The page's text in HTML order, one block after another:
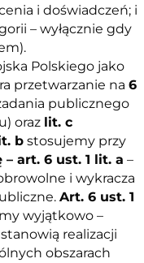
i doświadczeń; i
– wyłącznie gdy
Polskiego jako
przetwarzanie na 6
publicznego
oraz lit. c
b stosujemy przy
– art. 6 ust. 1 lit. a –
i wykracza
Art. 6 ust. 1
wyjątkowo –
realizacji
obszarach